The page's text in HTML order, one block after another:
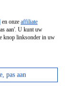
en onze affiliate
aan'. U kunt uw
knop linksonder in uw
pas aan